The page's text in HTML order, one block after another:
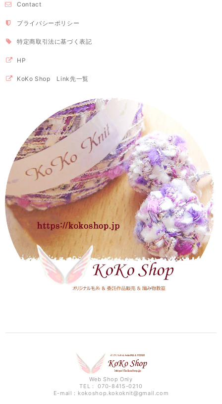
Contact
プライバシーポリシー
特定商取引法に基づく表記
HP
KoKo Shop Link先一覧
Web Shop Only
TEL： 070-8415-0210
E-mail： kokoshop.kokoknit@gmail.com